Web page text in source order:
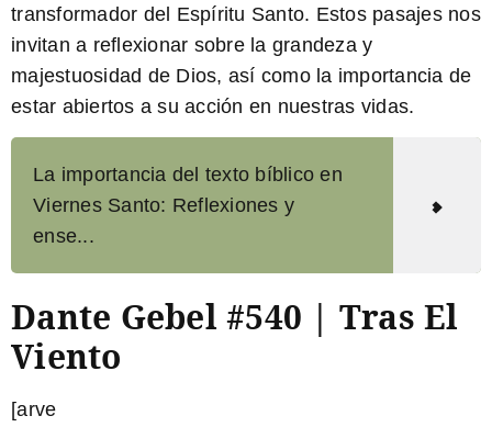
transformador del Espíritu Santo. Estos pasajes nos
invitan a reflexionar sobre la grandeza y
majestuosidad de Dios, así como la importancia de
estar abiertos a su acción en nuestras vidas.
La importancia del texto bíblico en
Viernes Santo: Reflexiones y
ense...
Dante Gebel #540 | Tras El
Viento
[arve